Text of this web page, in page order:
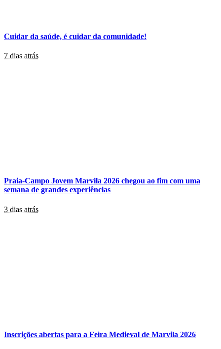
Cuidar da saúde, é cuidar da comunidade!
7 dias atrás
Praia-Campo Jovem Marvila 2026 chegou ao fim com uma
semana de grandes experiências
3 dias atrás
Inscrições abertas para a Feira Medieval de Marvila 2026